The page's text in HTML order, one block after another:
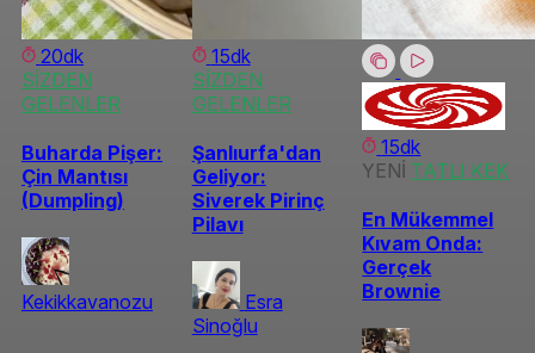
20dk
SİZDEN
GELENLER
Buharda Pişer:
Çin Mantısı
(Dumpling)
Kekikkavanozu
15dk
SİZDEN
GELENLER
Şanlıurfa'dan
Geliyor:
Siverek Pirinç
Pilavı
Esra
Sinoğlu
15dk
YENİ TATLI KEK
En Mükemmel
Kıvam Onda:
Gerçek
Brownie